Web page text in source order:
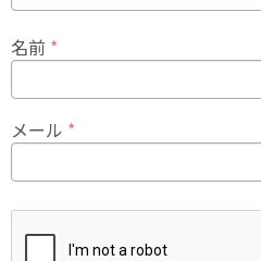
名前 *
メール *